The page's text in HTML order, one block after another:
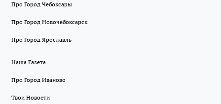
Про Город Чебоксары
Про Город Новочебоксарск
Про Город Ярославль
Наша Газета
Про Город Иваново
Твои Новости